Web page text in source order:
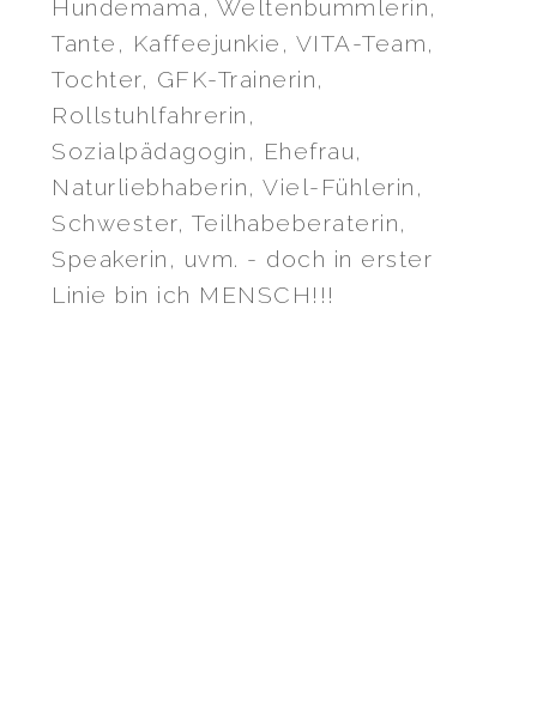
Hundemama, Weltenbummlerin,
Tante, Kaffeejunkie, VITA-Team,
Tochter, GFK-Trainerin,
Rollstuhlfahrerin,
Sozialpädagogin, Ehefrau,
Naturliebhaberin, Viel-Fühlerin,
Schwester, Teilhabeberaterin,
Speakerin, uvm. - doch in erster
Linie bin ich MENSCH!!!